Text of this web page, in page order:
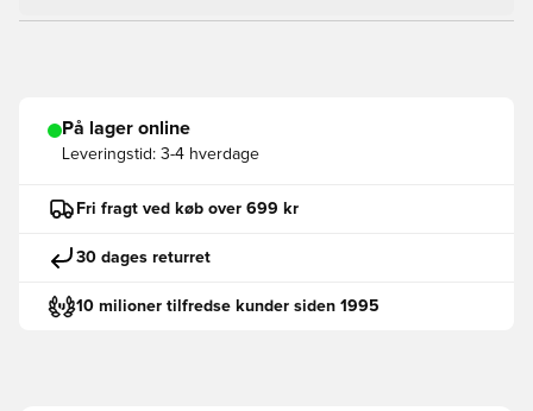
På lager online
Leveringstid: 3-4 hverdage
Fri fragt ved køb over 699 kr
30 dages returret
10 milioner tilfredse kunder siden 1995